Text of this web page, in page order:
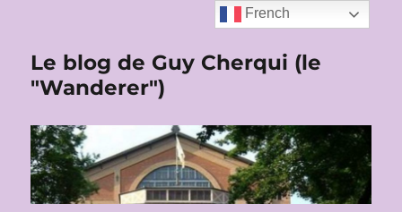
Le blog de Guy Cherqui (le
"Wanderer")
French